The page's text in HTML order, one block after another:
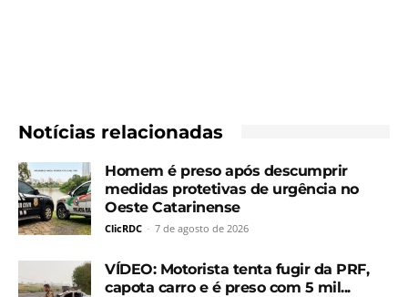
Notícias relacionadas
Homem é preso após descumprir
medidas protetivas de urgência no
Oeste Catarinense
ClicRDC - 7 de agosto de 2026
VÍDEO: Motorista tenta fugir da PRF,
capota carro e é preso com 5 mil...